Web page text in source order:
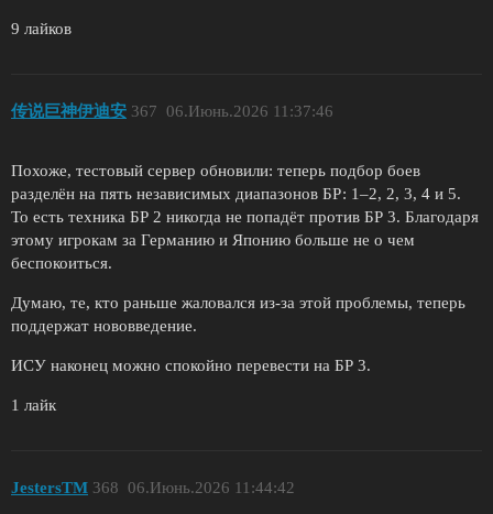
9 лайков
传说巨神伊迪安 06.Июнь.2026 11:37:46
367
Похоже, тестовый сервер обновили: теперь подбор боев
разделён на пять независимых диапазонов БР: 1–2, 2, 3, 4 и 5.
То есть техника БР 2 никогда не попадёт против БР 3. Благодаря
этому игрокам за Германию и Японию больше не о чем
беспокоиться.
Думаю, те, кто раньше жаловался из-за этой проблемы, теперь
поддержат нововведение.
ИСУ наконец можно спокойно перевести на БР 3.
1 лайк
JestersTM 06.Июнь.2026 11:44:42
368